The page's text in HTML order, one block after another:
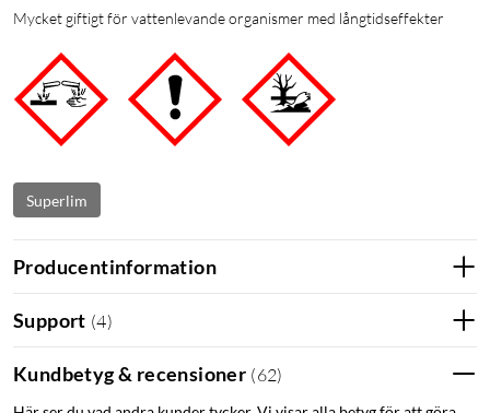
Mycket giftigt för vattenlevande organismer med långtidseffekter
Superlim
Producentinformation
Support (4)
Kundbetyg & recensioner (62)